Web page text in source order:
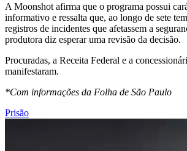
A Moonshot afirma que o programa possui
informativo e ressalta que, ao longo de sete
registros de incidentes que afetassem a
produtora diz esperar uma revisão da decisão.
Procuradas, a Receita Federal e a
manifestaram.
*Com informações da Folha de São Paulo
Prisão